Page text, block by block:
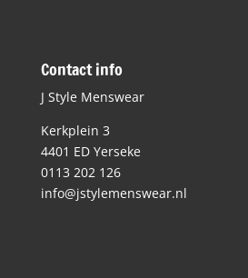
Contact info
J Style Menswear
Kerkplein 3
4401 ED Yerseke
0113 202 126
info@jstylemenswear.nl